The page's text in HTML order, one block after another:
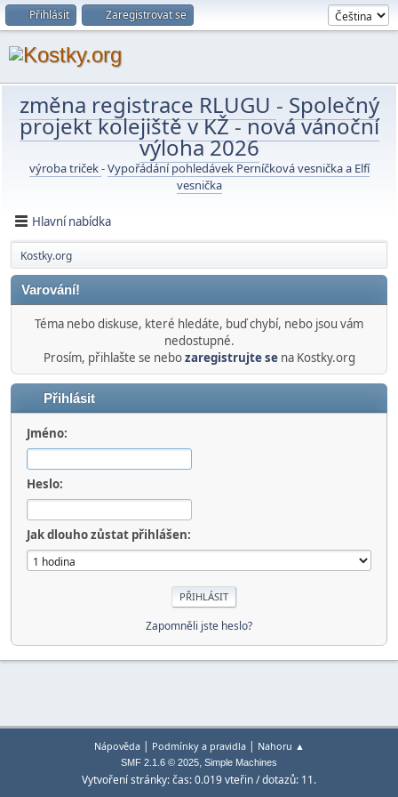
Přihlásit Zaregistrovat se
změna registrace RLUGU - Společný
projekt kolejiště v KŽ-nová vánoční
výloha 2026
výroba triček-Vypořádání pohledávek Perníčková vesnička a Elfí
vesnička
Hlavní nabídka
Kostky.org
Varování!
Téma nebo diskuse, které hledáte, buď chybí, nebo jsou vám
nedostupné.
Prosím, přihlašte se nebozaregistrujte sena Kostky.org
Přihlásit
Jméno:
Heslo:
Jak dlouho zůstat přihlášen:
Zapomněli jste heslo?
Nápověda| Podmínky a pravidla| Nahoru ▲
SMF 2.1.6 © 2025, Simple Machines
Vytvoření stránky: čas: 0.019 vteřin / dotazů: 11.